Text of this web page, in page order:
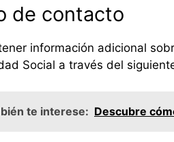
de contacto
información adicional
Social a través del
te interese: Descubre